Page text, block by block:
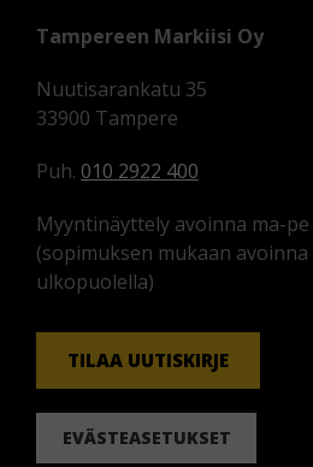
Tampereen Markiisi Oy
Nuutisarankatu 35
33900 Tampere
Puh. 010 2922 400
Myyntinäyttely avoinna ma-pe
(sopimuksen mukaan
ulkopuolella)
TILAA UUTISKIRJE
EVÄSTEASETUKSET